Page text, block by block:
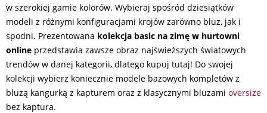
w szerokiej gamie kolorów. Wybieraj spośród dziesiątków
modeli z różnymi konfiguracjami krojów zarówno bluz, jak i
spodni. Prezentowana kolekcja basic na zimę w hurtowni
online przedstawia zawsze obraz najświeższych światowych
trendów w danej kategorii, dlatego kupuj tutaj! Do swojej
kolekcji wybierz koniecznie modele bazowych kompletów z
bluzą kangurką z kapturem oraz z klasycznymi bluzami oversize
bez kaptura.